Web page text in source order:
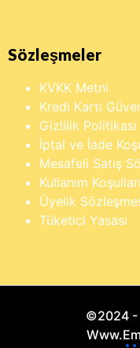
Sözleşmeler
KVKK Metni
Kredi Kartı
Gizlilik Politikası
İptal ve İade
Mesafeli Satış
Kullanım Koşulları
Üyelik
Tüketici Yasası
©2024 -